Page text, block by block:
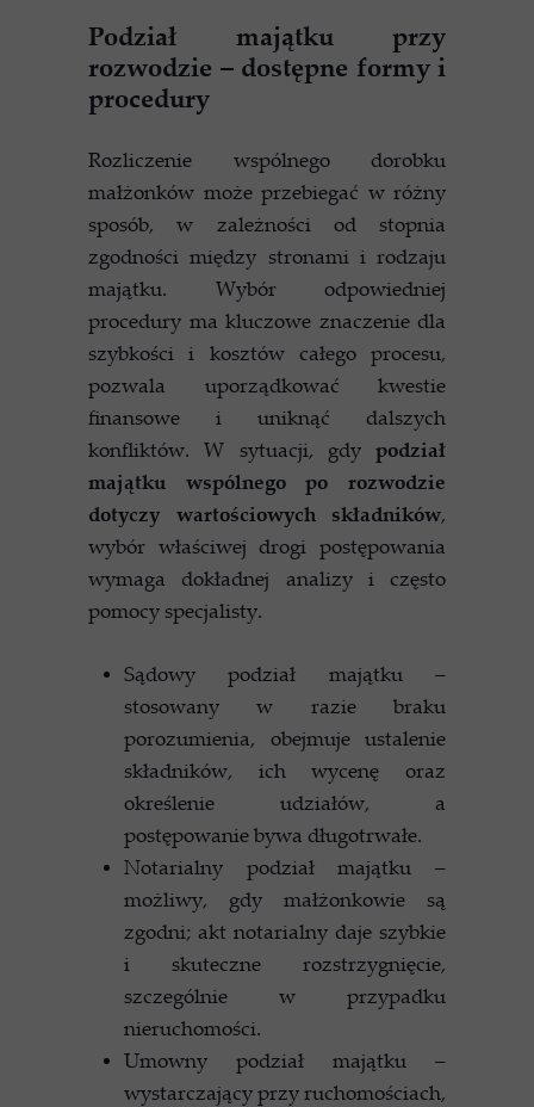
Podział majątku przy
rozwodzie – dostępne formy i
procedury
Rozliczenie wspólnego dorobku
małżonków może przebiegać w różny
sposób, w zależności od stopnia
zgodności między stronami i rodzaju
majątku. Wybór odpowiedniej
procedury ma kluczowe znaczenie dla
szybkości i kosztów całego procesu,
pozwala uporządkować kwestie
finansowe i uniknąć dalszych
konfliktów. W sytuacji, gdy podział
majątku wspólnego po rozwodzie
dotyczy wartościowych składników,
wybór właściwej drogi postępowania
wymaga dokładnej analizy i często
pomocy specjalisty.
Sądowy podział majątku –
stosowany w razie braku
porozumienia, obejmuje ustalenie
składników, ich wycenę oraz
określenie udziałów, a
postępowanie bywa długotrwałe.
Notarialny podział majątku –
możliwy, gdy małżonkowie są
zgodni; akt notarialny daje szybkie
i skuteczne rozstrzygnięcie,
szczególnie w przypadku
nieruchomości.
Umowny podział majątku –
wystarczający przy ruchomościach,